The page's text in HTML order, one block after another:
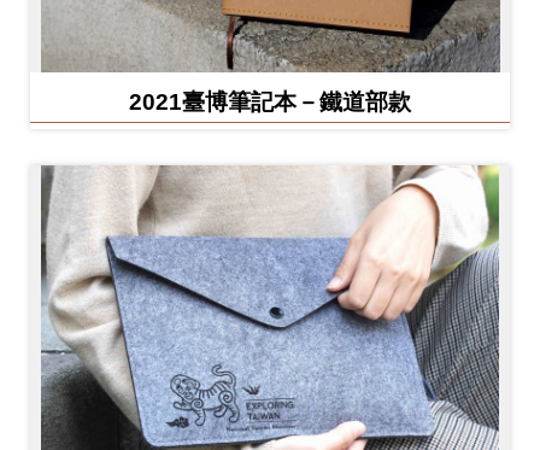
2021臺博筆記本－鐵道部款